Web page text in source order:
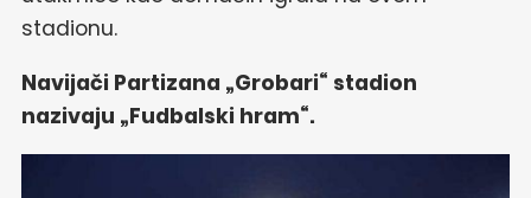
stadionu.
Navijači Partizana „Grobari“ stadion
nazivaju „Fudbalski hram“.